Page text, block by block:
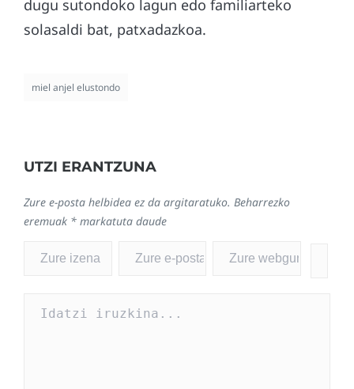
dugu sutondoko lagun edo familiarteko
solasaldi bat, patxadazkoa.
miel anjel elustondo
UTZI ERANTZUNA
Zure e-posta helbidea ez da argitaratuko. Beharrezko
eremuak * markatuta daude